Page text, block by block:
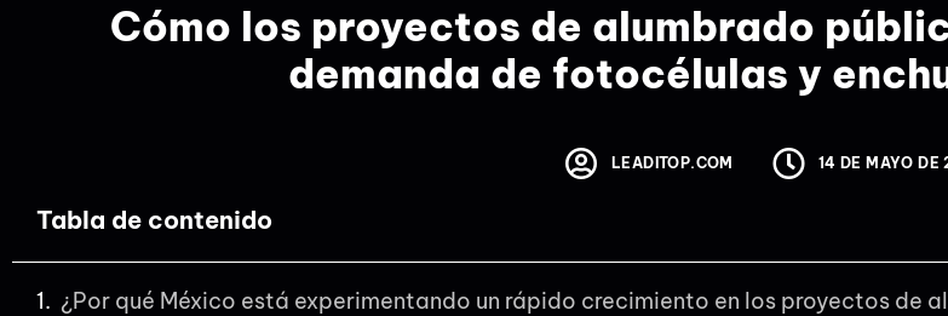
Cómo los proyectos de alumbrado
demanda de fotocélulas y
LEADITOP.COM 14 DE MAYO DE
Tabla de contenido
¿Por qué México está experimentando un rápido crecimiento en los proyectos de